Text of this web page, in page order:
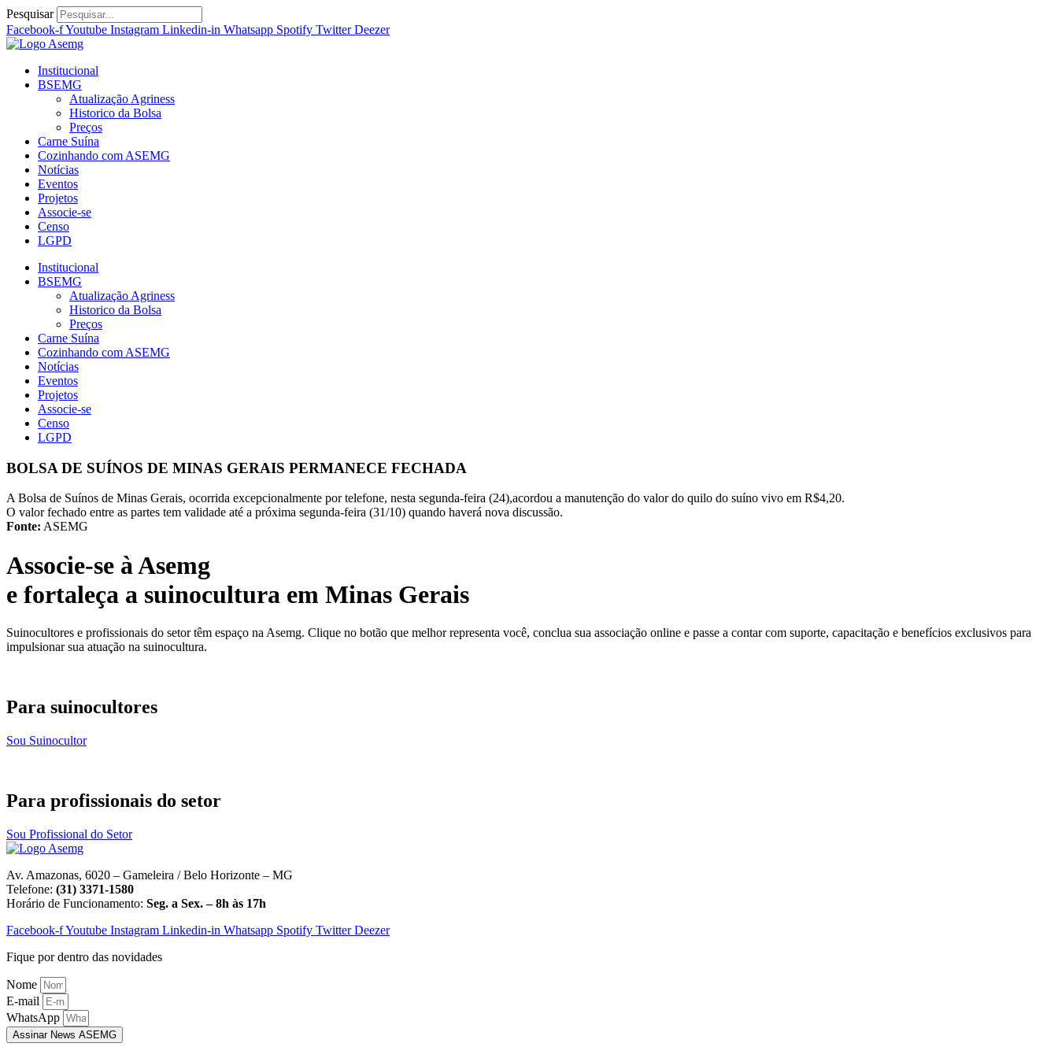
Ir
para
o
conteúdo
Pesquisar
Facebook-fYoutube Instagram Linkedin-in Whatsapp Spotify Twitter Deezer
Institucional
BSEMG
Atualização Agriness
Historico da Bolsa
Preços
Carne Suína
Cozinhando com ASEMG
Notícias
Eventos
Projetos
Associe-se
Censo
LGPD
Institucional
BSEMG
Atualização Agriness
Historico da Bolsa
Preços
Carne Suína
Cozinhando com ASEMG
Notícias
Eventos
Projetos
Associe-se
Censo
LGPD
BOLSA DE SUÍNOS DE MINAS GERAIS PERMANECE FECHADA
A Bolsa de Suínos de Minas Gerais, ocorrida excepcionalmente por telefone, nesta segunda-feira (24),acordou a manutenção do valor do quilo do suíno vivo em R$4,20.
O valor fechado entre as partes tem validade até a próxima segunda-feira (31/10) quando haverá nova discussão.
Fonte: ASEMG
Associe-se à Asemg
e fortaleça a suinocultura em Minas Gerais
Suinocultores e profissionais do setor têm espaço na Asemg. Clique no botão que melhor representa você, conclua sua associação online e passe a contar com suporte, capacitação e benefícios exclusivos para
impulsionar sua atuação na suinocultura.
Para suinocultores
Sou Suinocultor
Para profissionais do setor
Sou Profissional do Setor
Av. Amazonas, 6020 – Gameleira / Belo Horizonte – MG
Telefone: (31) 3371-1580
Horário de Funcionamento: Seg. a Sex. – 8h às 17h
Facebook-fYoutube Instagram Linkedin-in Whatsapp Spotify Twitter Deezer
Fique por dentro das novidades
Nome
E-mail
WhatsApp
Assinar News ASEMG